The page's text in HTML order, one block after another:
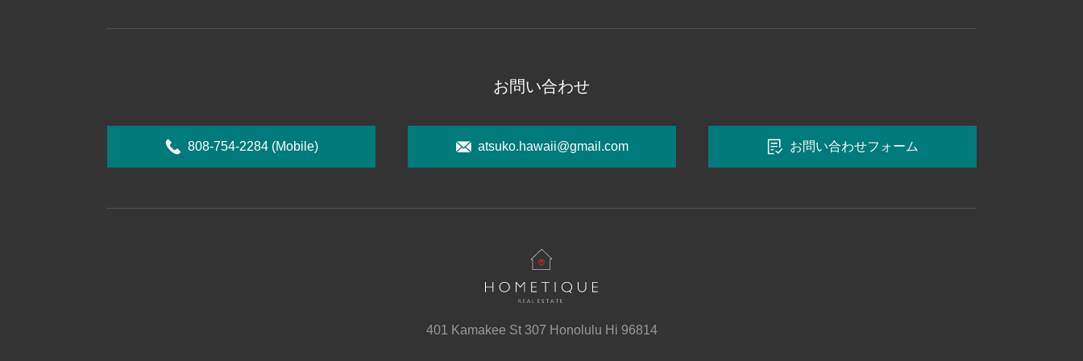
お問い合わせ
808-754-2284(Mobile) atsuko.hawaii@gmail.com お問い合わせフォーム
401 Kamakee St 307 Honolulu Hi 96814